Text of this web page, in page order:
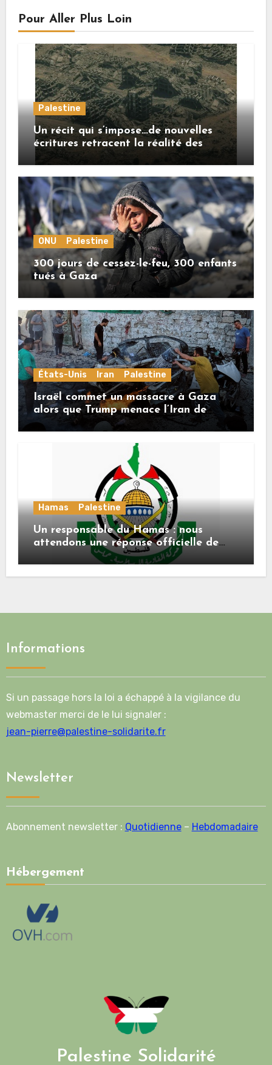
Pour Aller Plus Loin
Palestine
Un récit qui s’impose…de nouvelles
écritures retracent la réalité des
crimes sionistes à Gaza
ONU Palestine
300 jours de cessez-le-feu, 300 enfants
tués à Gaza
États-Unis Iran Palestine
Israël commet un massacre à Gaza
alors que Trump menace l’Iran de
«décapitation»
Hamas Palestine
Un responsable du Hamas : nous
attendons une réponse officielle de
Mladenov concernant la feuille de
route de la deuxième phase de l’accord
Informations
Si un passage hors la loi a échappé à la vigilance du
webmaster merci de le lui signaler :
jean-pierre@palestine-solidarite.fr
Newsletter
Abonnement newsletter : Quotidienne– Hebdomadaire
Hébergement
Palestine Solidarité